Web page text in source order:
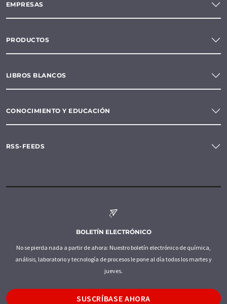
EMPRESAS
PRODUCTOS
LIBROS BLANCOS
CONOCIMIENTO Y EDUCACIÓN
RSS-FEEDS
BOLETÍN ELECTRÓNICO
No se pierda nada a partir de ahora: Nuestro boletín electrónico de química,
análisis, laboratorio y tecnología de procesos le pone al día todos los martes y
jueves.
SUSCRÍBASE AHORA